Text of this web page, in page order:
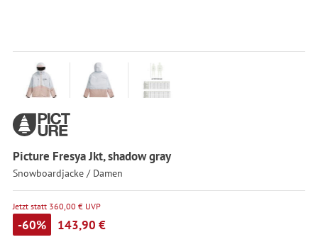
Picture Fresya Jkt, shadow gray
Snowboardjacke / Damen
Jetzt statt 360,00 € UVP
-60% 143,90 €